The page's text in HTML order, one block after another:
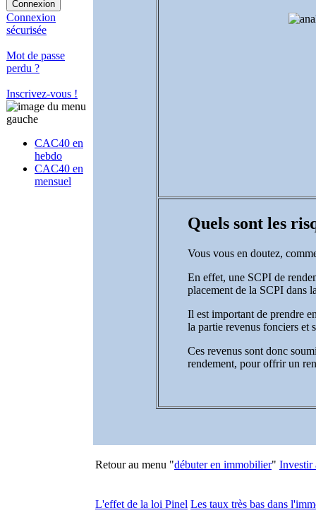
Connexion
sécurisée
Mot de passe
perdu ?
Inscrivez-vous !
CAC40 en
hebdo
CAC40 en
mensuel
Quels sont les
Vous vous en doutez,
En effet, une SCPI de
placement de la SCPI dans
Il est important de prendre
la partie revenus fonciers et
Ces revenus sont donc
rendement, pour offrir un
Retour au menu "débuter en immobilier" Investir
L'effet de la loi Pinel Les taux très bas dans